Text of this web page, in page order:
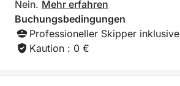
Nein. Mehr erfahren
Buchungsbedingungen
Professioneller Skipper inklusive
Kaution : 0 €